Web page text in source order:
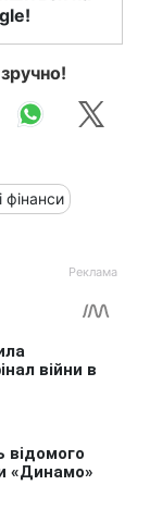
фінанси